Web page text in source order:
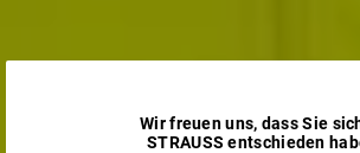
Wir freuen uns, dass Sie
STRAUSS entschieden